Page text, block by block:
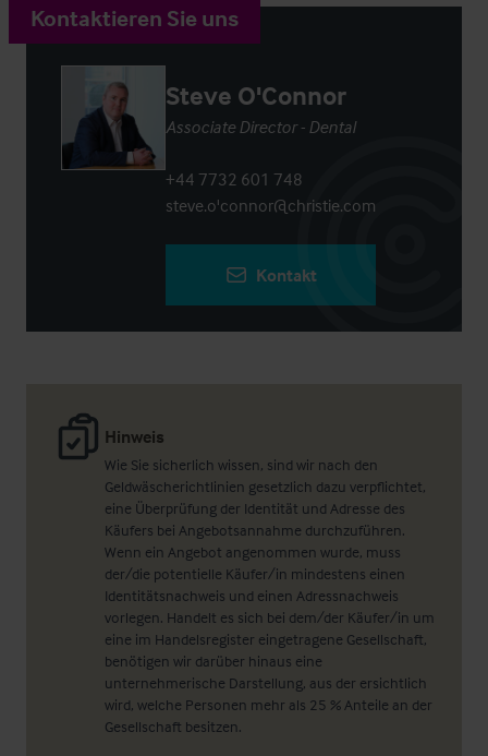
Hinweis
Wie Sie sicherlich wissen, sind wir nach den
Geldwäscherichtlinien gesetzlich dazu verpflichtet,
eine Überprüfung der Identität und Adresse des
Käufers bei Angebotsannahme durchzuführen.
Wenn ein Angebot angenommen wurde, muss
der/die potentielle Käufer/in mindestens einen
Identitätsnachweis und einen Adressnachweis
vorlegen. Handelt es sich bei dem/der Käufer/in um
eine im Handelsregister eingetragene Gesellschaft,
benötigen wir darüber hinaus eine
unternehmerische Darstellung, aus der ersichtlich
wird, welche Personen mehr als 25 % Anteile an der
Gesellschaft besitzen.
Kontaktieren Sie uns
Steve O'Connor
Associate Director - Dental
+44 7732 601 748
steve.o'connor@christie.com
Kontakt